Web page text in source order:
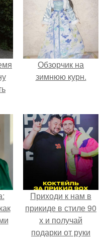
Обзорчик на
зимнюю курн.
Приходи к нам в
прикиде в стиле 90
х и получай
подарки от руки